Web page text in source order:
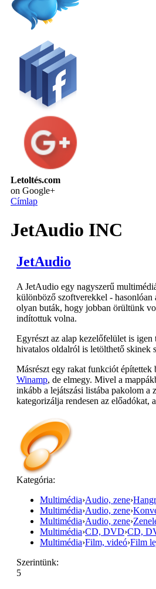
Letoltés.com
on Google+
Címlap
JetAudio INC
JetAudio
A JetAudio egy nagyszerű
különböző szoftverekkel -
olyan buták, hogy jobban örültünk
indítottuk volna.
Egyrészt az alap kezelőfelület is igen
hivatalos oldalról is letölthető skinek
Másrészt egy rakat funkciót építettek
Winamp, de elmegy. Mivel a
inkább a lejátszási listába pakolom a
kategorizálja rendesen az előadókat,
Kategória:
Multimédia›Audio, zene›
Multimédia›Audio, zene›
Multimédia›Audio, zene›
Multimédia›CD, DVD›CD,
Multimédia›Film, videó›Film
Szerintünk:
5